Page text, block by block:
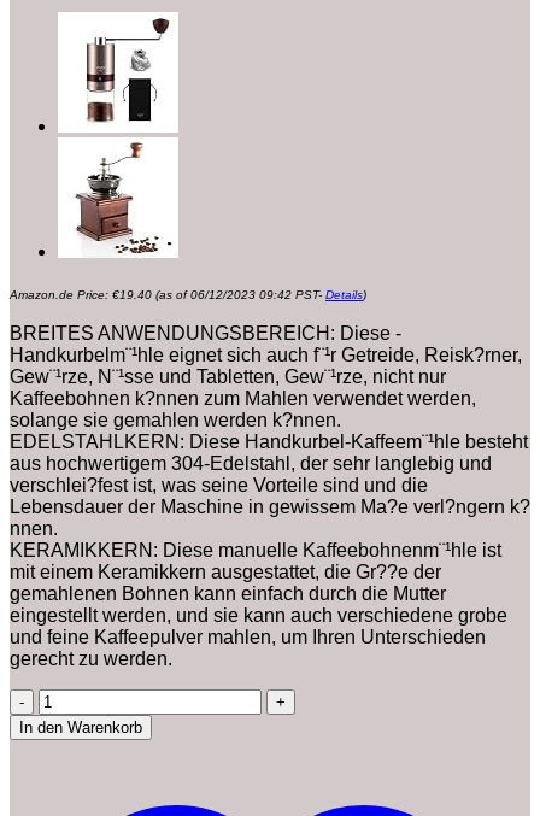
Amazon.de Price: €19.40 (as of 06/12/2023 09:42 PST- Details)
BREITES ANWENDUNGSBEREICH: Diese -
Handkurbelm¨¹hle eignet sich auch f¨¹r Getreide, Reisk?rner,
Gew¨¹rze, N¨¹sse und Tabletten, Gew¨¹rze, nicht nur
Kaffeebohnen k?nnen zum Mahlen verwendet werden,
solange sie gemahlen werden k?nnen.
EDELSTAHLKERN: Diese Handkurbel-Kaffeem¨¹hle besteht
aus hochwertigem 304-Edelstahl, der sehr langlebig und
verschlei?fest ist, was seine Vorteile sind und die
Lebensdauer der Maschine in gewissem Ma?e verl?ngern k?
nnen.
KERAMIKKERN: Diese manuelle Kaffeebohnenm¨¹hle ist
mit einem Keramikkern ausgestattet, die Gr??e der
gemahlenen Bohnen kann einfach durch die Mutter
eingestellt werden, und sie kann auch verschiedene grobe
und feine Kaffeepulver mahlen, um Ihren Unterschieden
gerecht zu werden.
Manuelle
Kaffeem¨¹hle,
Verstellbare
In den Warenkorb